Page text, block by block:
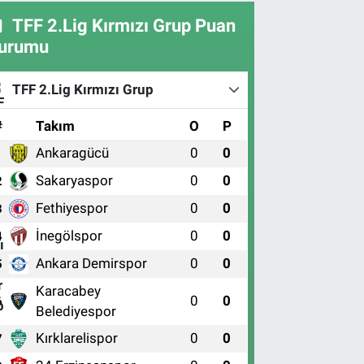
TFF 2.Lig Kırmızı Grup Puan
TFF 2.Lig Kırmızı Grup
Takım O P
Ankaragücü 0 0
Sakaryaspor 0 0
Fethiyespor 0 0
İnegölspor 0 0
Ankara Demirspor 0 0
Karacabey
Belediyespor
0 0
Kırklarelispor 0 0